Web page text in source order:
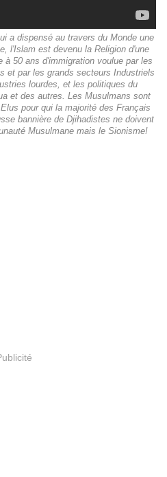
a dispensé au travers du Monde une
l'Islam est devenu la Religion d'une
à 50 ans d'immigration voulue par les
et par les grands secteurs Industriels
lourdes, et les politiques du
et des autres. Les Musulmans sont
pour qui la majorité des Français
bannière de Djihadistes ne doivent
Musulmane mais le Sionisme!